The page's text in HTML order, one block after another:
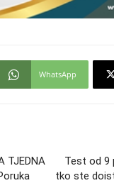
WhatsApp
TJEDNA
Test od 9
tko ste